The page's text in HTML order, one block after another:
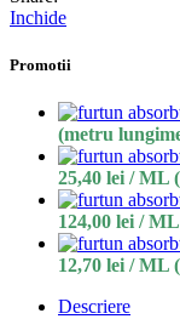
Inchide
Promotii
(metru
25,40 lei / ML
124,00 lei / ML
12,70 lei / ML
Descriere